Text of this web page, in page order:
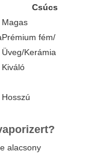
Csúcs
Magas
Prémium fém/
Üveg/Kerámia
Kiváló
Hosszú
alacsony